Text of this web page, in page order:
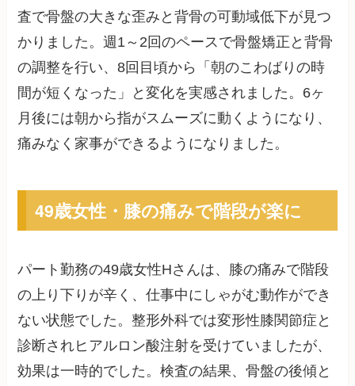
査で骨盤の大きな歪みと背骨の可動域低下が見つ
かりました。週1～2回のペースで骨盤矯正と背骨
の調整を行い、8回目頃から「朝のこわばりの時
間が短くなった」と変化を実感されました。6ヶ
月後には朝から指がスムーズに動くようになり、
痛みなく家事ができるようになりました。
49歳女性・膝の痛みで階段が楽に
パート勤務の49歳女性Hさんは、膝の痛みで階段
の上り下りが辛く、仕事中にしゃがむ動作ができ
ない状態でした。整形外科では変形性膝関節症と
診断されヒアルロン酸注射を受けていましたが、
効果は一時的でした。検査の結果、骨盤の後傾と